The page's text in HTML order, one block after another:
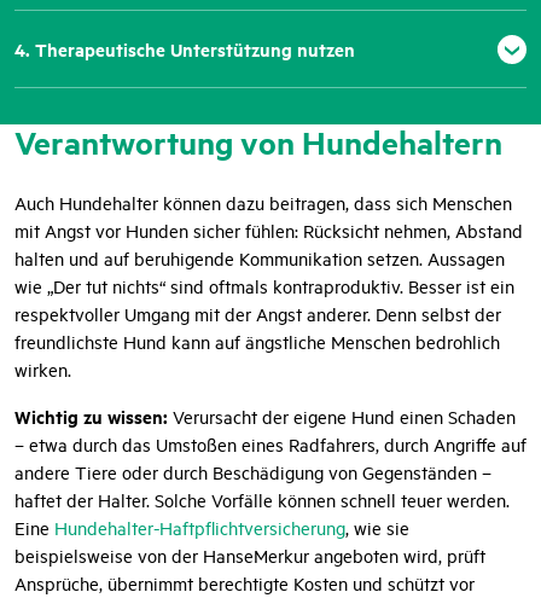
4. Therapeutische Unterstützung nutzen
Verantwortung von Hundehaltern
Auch Hundehalter können dazu beitragen, dass sich Menschen
mit Angst vor Hunden sicher fühlen: Rücksicht nehmen, Abstand
halten und auf beruhigende Kommunikation setzen. Aussagen
wie „Der tut nichts“ sind oftmals kontraproduktiv. Besser ist ein
respektvoller Umgang mit der Angst anderer. Denn selbst der
freundlichste Hund kann auf ängstliche Menschen bedrohlich
wirken.
Wichtig zu wissen: Verursacht der eigene Hund einen Schaden
– etwa durch das Umstoßen eines Radfahrers, durch Angriffe auf
andere Tiere oder durch Beschädigung von Gegenständen –
haftet der Halter. Solche Vorfälle können schnell teuer werden.
Eine Hundehalter-Haftpflichtversicherung, wie sie
beispielsweise von der HanseMerkur angeboten wird, prüft
Ansprüche, übernimmt berechtigte Kosten und schützt vor